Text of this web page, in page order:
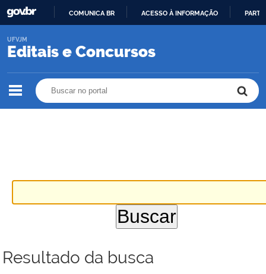
O
COMUNICA BR ACESSO À INFORMAÇÃO
Editais e Concursos
UFVJM
Resultado da busca